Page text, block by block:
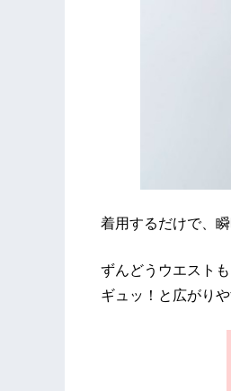
着用するだけで、
ずんどうウエスト
ギュッ！と広がり